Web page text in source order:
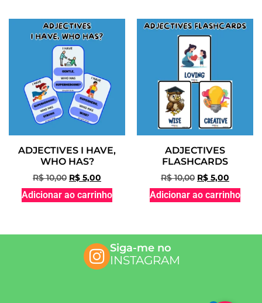
ADJECTIVES I HAVE,
WHO HAS?
R$10,00 R$ 5,00
Adicionar ao carrinho
ADJECTIVES
FLASHCARDS
R$10,00 R$ 5,00
Adicionar ao carrinho
Siga-me no
INSTAGRAM